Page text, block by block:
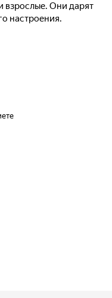
взрослые. Они дарят
настроения.